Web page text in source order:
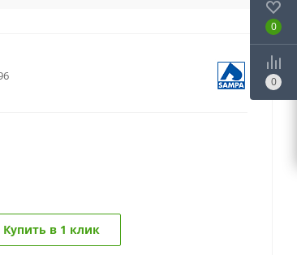
Купить в 1 клик
0
0